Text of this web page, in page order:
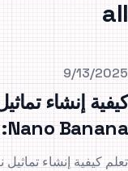
all
pub
9/13/2025
كيفية إنشاء
Nano Banana: دليل شامل خطوة بخطوة
تعلم كيفية إنشاء تماثيل